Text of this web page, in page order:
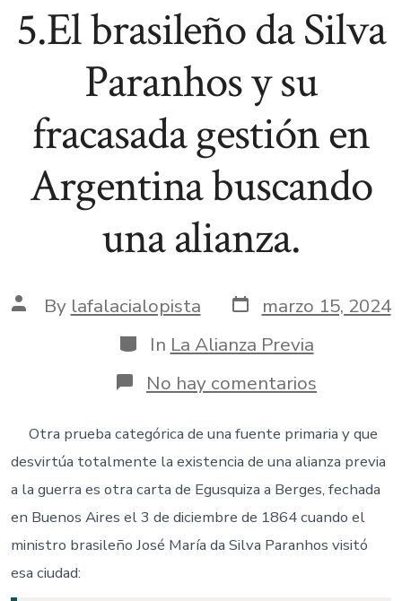
5.El brasileño da Silva
Paranhos y su
fracasada gestión en
Argentina buscando
una alianza.
Post
author
By lafalacialopista Post
date
marzo 15, 2024
Categories
In La Alianza Previa
No hay comentarios
5.El
da
Silva
Paranhos
y
fracasada
gestión
Otra prueba categórica de una fuente primaria y que
desvirtúa totalmente la existencia de una alianza previa
a la guerra es otra carta de Egusquiza a Berges, fechada
en Buenos Aires el 3 de diciembre de 1864 cuando el
ministro brasileño José María da Silva Paranhos visitó
esa ciudad: